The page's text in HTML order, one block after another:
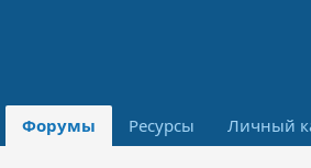
Форумы Ресурсы Личный